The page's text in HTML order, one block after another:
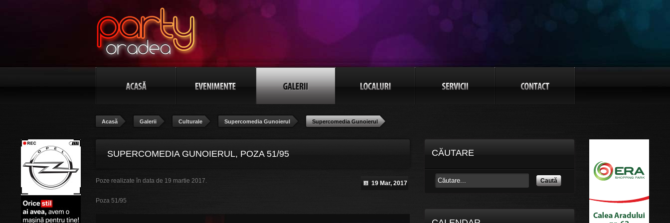
Acasă Galerii Culturale Supercomedia Gunoierul Supercomedia Gunoierul
SUPERCOMEDIA GUNOIERUL, POZA 51/95
19 Mar, 2017
Poze realizate în data de 19 martie 2017.
Poza 51/95
CĂUTARE
Caută